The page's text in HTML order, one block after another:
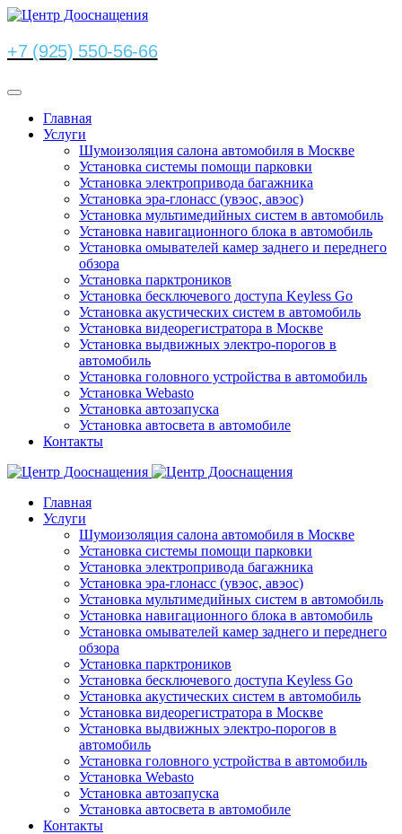
+7 (925) 550-56-66
Главная
Услуги
Шумоизоляция салона автомобиля в Москве
Установка системы помощи парковки
Установка электропривода багажника
Установка эра-глонасс (увэос, авэос)
Установка мультимедийных систем в автомобиль
Установка навигационного блока в автомобиль
Установка омывателей камер заднего и переднего
обзора
Установка парктроников
Установка бесключевого доступа Keyless Go
Установка акустических систем в автомобиль
Установка видеорегистратора в Москве
Установка выдвижных электро-порогов в
автомобиль
Установка головного устройства в автомобиль
Установка Webasto
Установка автозапуска
Установка автосвета в автомобиле
Контакты
Главная
Услуги
Шумоизоляция салона автомобиля в Москве
Установка системы помощи парковки
Установка электропривода багажника
Установка эра-глонасс (увэос, авэос)
Установка мультимедийных систем в автомобиль
Установка навигационного блока в автомобиль
Установка омывателей камер заднего и переднего
обзора
Установка парктроников
Установка бесключевого доступа Keyless Go
Установка акустических систем в автомобиль
Установка видеорегистратора в Москве
Установка выдвижных электро-порогов в
автомобиль
Установка головного устройства в автомобиль
Установка Webasto
Установка автозапуска
Установка автосвета в автомобиле
Контакты